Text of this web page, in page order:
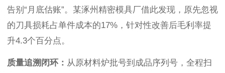
告别“月底估账”。某涿州精密模具厂借此发现，原先忽视
的刀具损耗占单件成本的17%，针对性改善后毛利率提
升4.3个百分点。
质量追溯闭环： 从原材料炉批号到成品序列号，全程扫